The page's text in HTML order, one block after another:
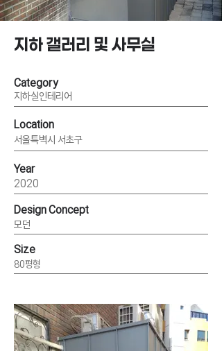
지하 갤러리 및 사무실
Category
지하실인테리어
Location
서울특벽시 서초구
Year
2020
Design Concept
모던
Size
80평형